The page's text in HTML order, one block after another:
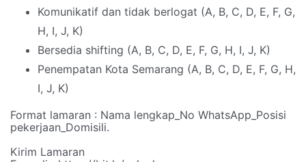
Komunikatif dan tidak berlogat (A, B, C, D, E, F, G,
H, I, J, K)
Bersedia shifting (A, B, C, D, E, F, G, H, I, J, K)
Penempatan Kota Semarang (A, B, C, D, E, F, G, H,
I, J, K)
Format lamaran : Nama lengkap_No WhatsApp_Posisi
pekerjaan_Domisili.
Kirim Lamaran